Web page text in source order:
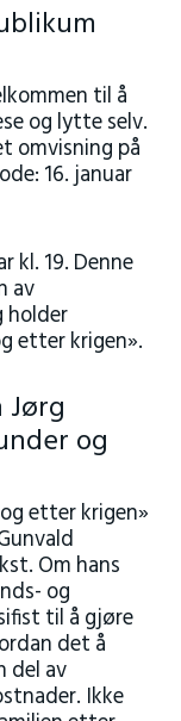
til å
og lytte selv.
omvisning på
16. januar
kl. 19. Denne
av
holder
etter krigen».
Jørg
og
etter krigen»
Om hans
og
til å gjøre
det å
del av
Ikke